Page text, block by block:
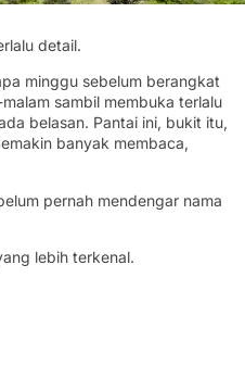
detail.
minggu sebelum berangkat
sambil membuka terlalu
belasan. Pantai ini, bukit itu,
banyak membaca,
pernah mendengar nama
lebih terkenal.